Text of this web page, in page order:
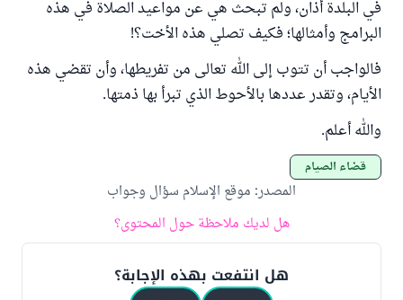
في البلدة أذان، ولم تبحث هي عن مواعيد الصلاة في هذه
البرامج وأمثالها؛ فكيف تصلي هذه الأخت؟!
فالواجب أن تتوب إلى الله تعالى من تفريطها، وأن تقضي هذه
الأيام، وتقدر عددها بالأحوط الذي تبرأ بها ذمتها.
والله أعلم.
قضاء الصيام
المصدر: موقع الإسلام سؤال وجواب
هل لديك ملاحظة حول المحتوى؟
هل انتفعت بهذه الإجابة؟